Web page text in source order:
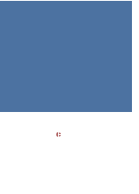
YouTube